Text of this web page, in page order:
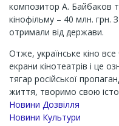
композитор А. Байбаков
кінофільму – 40 млн. грн.
отримали від держави.
Отже, українське кіно
екрани кінотеатрів і це
тягар російської
життя, творимо свою
Новини Дозвілля
Новини Культури